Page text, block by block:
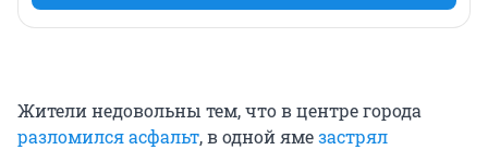
Жители недовольны тем, что в центре города
разломился асфальт, в одной ямезастрял